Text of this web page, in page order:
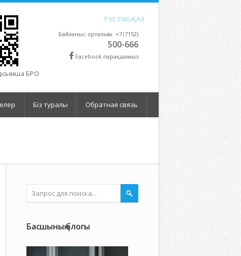
БРО
РУС ENGҚАЗ
Байланыс орталығы: +7 (7152)
500-666
Facebook парақшамыз
Бiз туралы Обратная связь
Басшының блогы